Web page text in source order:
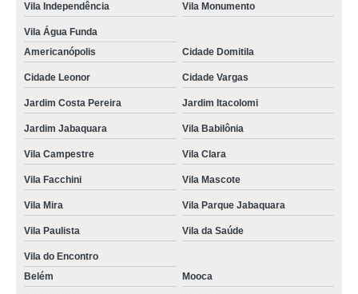
fazer reciclagem cnh Vila Liviero
aulas de reciclagem cnh valores Vila da Saúde
onde faz curso reciclagem cnh Cupecê
cursos de reciclar cnh Jardim Santa Cruz
onde faz reciclagem da cnh Santa Cecília
onde faz curso para reciclagem de cnh Jardim Sul
curso para reciclagem de cnh Vila das Mercês
cursos reciclar cnh Planalto
onde fazer fazer reciclagem cnh Mooca
Vila Independência Vila Monumento
Vila Água Funda
Americanópolis
Cidade Domitila
Cidade Leonor Cidade Vargas
Jardim Costa Pereira Jardim Itacolomi
Jardim Jabaquara Vila Babilônia
Vila Campestre Vila Clara
Vila Facchini Vila Mascote
Vila Mira Vila Parque Jabaquara
Vila Paulista Vila da Saúde
Vila do Encontro
Belém
Mooca